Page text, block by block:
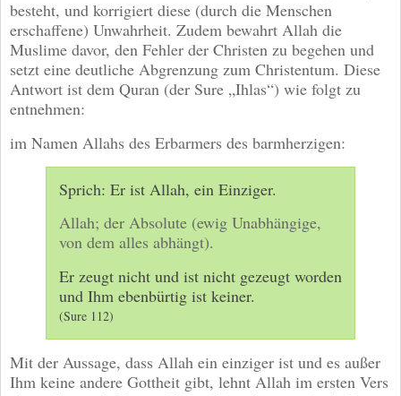
besteht, und korrigiert diese (durch die Menschen
erschaffene) Unwahrheit. Zudem bewahrt Allah die
Muslime davor, den Fehler der Christen zu begehen und
setzt eine deutliche Abgrenzung zum Christentum. Diese
Antwort ist dem Quran (der Sure „Ihlas“) wie folgt zu
entnehmen:
im Namen Allahs des Erbarmers des barmherzigen:
Sprich: Er ist Allah, ein Einziger.
Allah; der Absolute (ewig Unabhängige,
von dem alles abhängt).
Er zeugt nicht und ist nicht gezeugt worden
und Ihm ebenbürtig ist keiner.
(Sure 112)
Mit der Aussage, dass Allah ein einziger ist und es außer
Ihm keine andere Gottheit gibt, lehnt Allah im ersten Vers